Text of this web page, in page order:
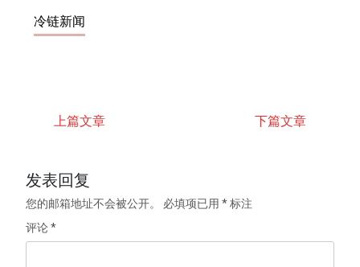
冷链新闻
上篇文章 下篇文章
发表回复
您的邮箱地址不会被公开。 必填项已用*标注
评论*